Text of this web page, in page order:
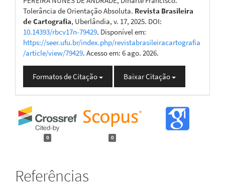
Tolerância de Orientação Absoluta. Revista Brasileira
de Cartografia, Uberlândia, v. 17, 2025. DOI:
10.14393/rbcv17n-79429. Disponível em:
https://seer.ufu.br/index.php/revistabrasileiracartografia
/article/view/79429. Acesso em: 6 ago. 2026.
Formatos de Citação Baixar Citação
0 0
Referências